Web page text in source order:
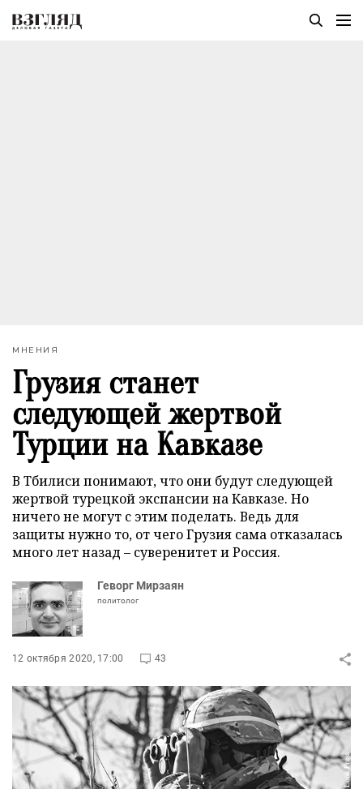
МНЕНИЯ
Грузия станет
следующей жертвой
Турции на Кавказе
В Тбилиси понимают, что они будут следующей
жертвой турецкой экспансии на Кавказе. Но
ничего не могут с этим поделать. Ведь для
защиты нужно то, от чего Грузия сама отказалась
много лет назад – суверенитет и Россия.
Геворг Мирзаян
политолог
12 октября 2020, 17:00 43